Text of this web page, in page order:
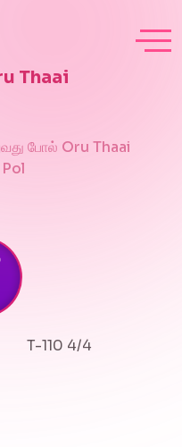
Thaai
போல் Oru Thaai
T-110 4/4